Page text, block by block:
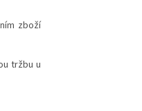
zboží
tržbu u